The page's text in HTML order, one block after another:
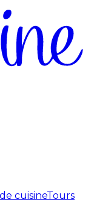
cuisineTours